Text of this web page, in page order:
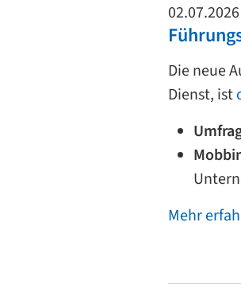
02.07.2026
Die neue
Dienst, ist
Mehr